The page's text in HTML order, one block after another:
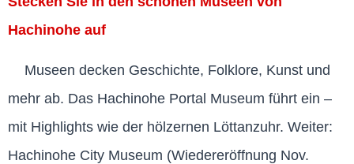
Hachinohe auf
Museen decken Geschichte, Folklore, Kunst und
mehr ab. Das Hachinohe Portal Museum führt ein –
mit Highlights wie der hölzernen Löttanzuhr. Weiter:
Hachinohe City Museum (Wiedereröffnung Nov.